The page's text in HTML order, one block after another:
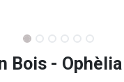
Bois - Ophèlia